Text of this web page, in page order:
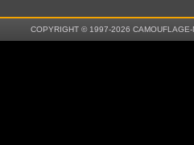
COPYRIGHT © 1997-2026 CAMOUFLAGE-